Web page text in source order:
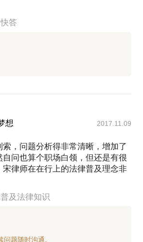
答
想 2017.11.09
，问题分析得非常清晰，增加了
问也算个职场白领，但还是有很
宋律师在在行上的法律普及理念非
及法律知识